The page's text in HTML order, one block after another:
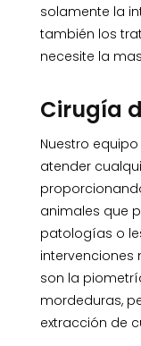
solamente la
también los
necesite la
Cirugía
Nuestro
atender
animales que
patologías o
son la
mordeduras,
extracción de